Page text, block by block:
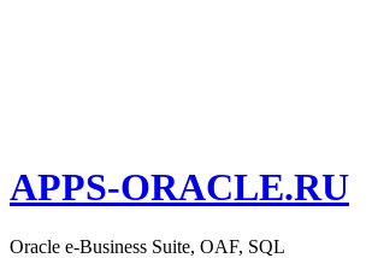
APPS-ORACLE.RU
Oracle e-Business Suite, OAF, SQL